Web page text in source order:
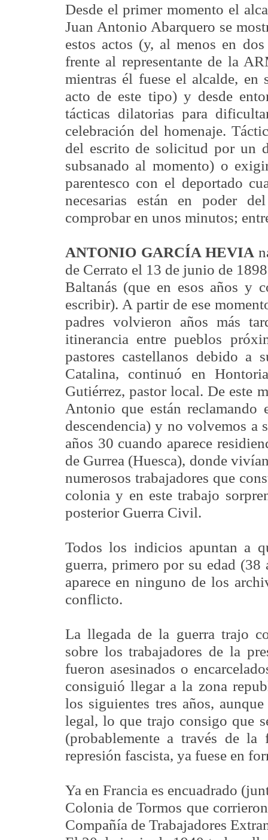
Desde el primer momento el
Juan Antonio Abarquero se
estos actos (y, al menos en
frente al representante de la
mientras él fuese el alcalde,
acto de este tipo) y desde
tácticas dilatorias para
celebración del homenaje.
del escrito de solicitud por un
subsanado al momento) o
parentesco con el deportado
necesarias están en poder
comprobar en unos minutos;
ANTONIO GARCÍA HEVIA
de Cerrato el 13 de junio de
Baltanás (que en esos años y
escribir). A partir de ese
padres volvieron años más
itinerancia entre pueblos
pastores castellanos debido a
Catalina, continuó en
Gutiérrez, pastor local. De este
Antonio que están
descendencia) y no volvemos a
años 30 cuando aparece
de Gurrea (Huesca), donde
numerosos trabajadores que
colonia y en este trabajo
posterior Guerra Civil.
Todos los indicios apuntan a
guerra, primero por su edad
aparece en ninguno de los
conflicto.
La llegada de la guerra trajo
sobre los trabajadores de la
fueron asesinados o
consiguió llegar a la zona
los siguientes tres años,
legal, lo que trajo consigo que
(probablemente a través de la
represión fascista, ya fuese en
Ya en Francia es encuadrado
Colonia de Tormos que
Compañía de Trabajadores